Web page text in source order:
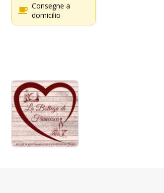
Consegne a
domicilio